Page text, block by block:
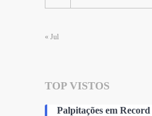
« Jul
TOP VISTOS
Palpitações em